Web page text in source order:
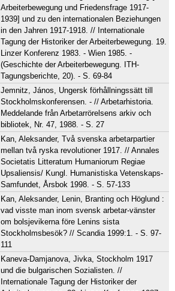
Arbeiterbewegung und Friedensfrage 1917-
1939] und zu den internationalen Beziehungen
in den Jahren 1917-1918. // Internationale
Tagung der Historiker der Arbeiterbewegung. 19.
Linzer Konferenz 1983. - Wien 1985. -
(Geschichte der Arbeiterbewegung. ITH-
Tagungsberichte, 20). - S. 69-84
Jemnitz, János, Ungersk förhållningssätt till
Stockholmskonferensen. - // Arbetarhistoria.
Meddelande från Arbetarrörelsens arkiv och
bibliotek, Nr. 47, 1988. - S. 27
Kan, Aleksander, Två svenska arbetarpartier
mellan två ryska revolutioner 1917. // Annales
Societatis Litteratum Humaniorum Regiae
Upsaliensis/ Kungl. Humanistiska Vetenskaps-
Samfundet, Årsbok 1998. - S. 57-133
Kan, Aleksander, Lenin, Branting och Höglund :
vad visste man inom svensk arbetar-vänster
om bolsjevikerna före Lenins sista
Stockholmsbesök? // Scandia 1999:1. - S. 97-
111
Kaneva-Damjanova, Jivka, Stockholm 1917
und die bulgarischen Sozialisten. //
Internationale Tagung der Historiker der